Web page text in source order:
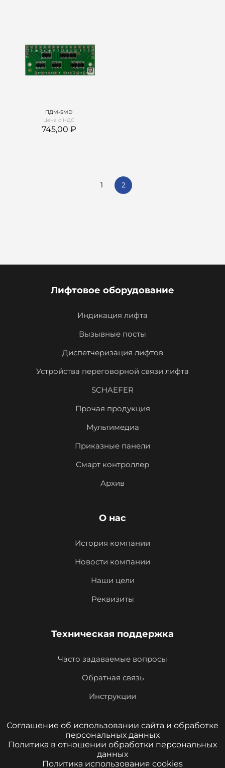
ПДМ-SMD
Цена с НДС
745,00
1 2
Лифтовое оборудование
Индикация лифта
Вызывные посты
Диспетчеризация лифтов
Устройства переговорной связи лифта
SCHAEFER
Прочая продукция
Мультимедиа
Приказные панели
Смарт контроллер
Архив
О нас
История компании
Новости компании
Наши цели
Реквизиты
Техническая поддержка
Часто задаваемые вопросы
Обратная связь
Инструкции
Соглашение об использовании сайта и обработке
персональных данных
Политика в отношении обработки персональных
данных
Политика использования cookies